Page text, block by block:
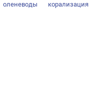
оленеводы корализация